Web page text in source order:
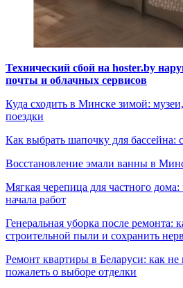
Технический сбой на hoster.by
почты и облачных сервисов
Куда сходить в Минске зимой:
поездки
Как выбрать шапочку для бассейна:
Восстановление эмали ванны в
Мягкая черепица для частного
начала работ
Генеральная уборка после ремонта:
строительной пыли и сохранить
Ремонт квартиры в Беларуси: как не
пожалеть о выборе отделки